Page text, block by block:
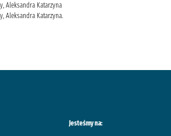
Aleksandra Katarzyna
Aleksandra Katarzyna.
Jesteśmy na: